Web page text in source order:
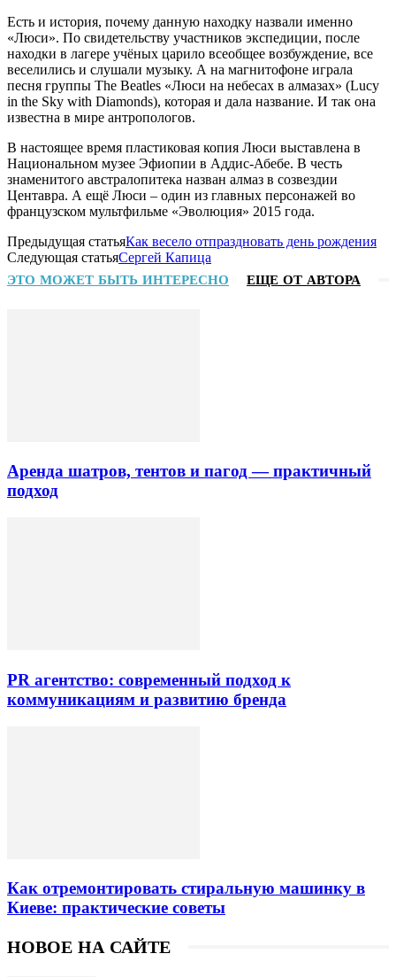
Есть и история, почему данную находку назвали именно
«Люси». По свидетельству участников экспедиции, после
находки в лагере учёных царило всеобщее возбуждение, все
веселились и слушали музыку. А на магнитофоне играла
песня группы The Beatles «Люси на небесах в алмазах» (Lucy
in the Sky with Diamonds), которая и дала название. И так она
известна в мире антропологов.
В настоящее время пластиковая копия Люси выставлена в
Национальном музее Эфиопии в Аддис-Абебе. В честь
знаменитого австралопитека назван алмаз в созвездии
Центавра. А ещё Люси – один из главных персонажей во
французском мультфильме «Эволюция» 2015 года.
Предыдущая статьяКак весело отпраздновать день рождения
Следующая статьяСергей Капица
ЭТО МОЖЕТ БЫТЬ ИНТЕРЕСНО ЕЩЕ ОТ АВТОРА
Аренда шатров, тентов и пагод — практичный
подход
PR агентство: современный подход к
коммуникациям и развитию бренда
Как отремонтировать стиральную машинку в
Киеве: практические советы
НОВОЕ НА САЙТЕ